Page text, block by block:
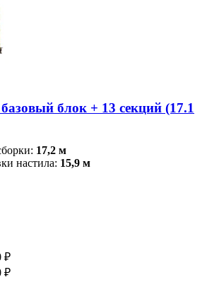
блок + 13 секций (17.1
17,2 м
настила: 15,9 м
₽
₽